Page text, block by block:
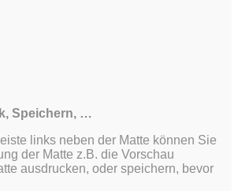
Speichern, …
links neben der Matte können Sie
der Matte z.B. die Vorschau
ausdrucken, oder speichern, bevor